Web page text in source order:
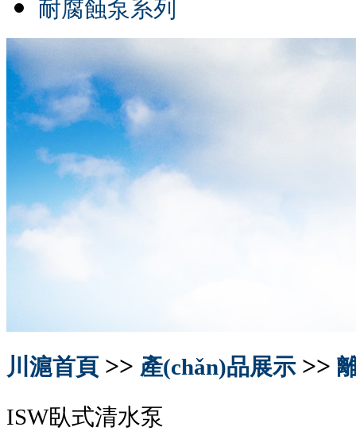
耐腐蝕泵系列
川滬首頁 >> 產(chǎn)品展示>>
ISW臥式清水泵